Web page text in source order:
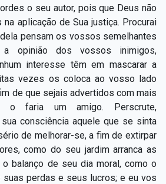
o seu autor, pois que Deus não
aplicação de Sua justiça. Procurai
pensam os vossos semelhantes
opinião dos vossos inimigos,
interesse têm em mascarar a
vezes os coloca ao vosso lado
de que sejais advertidos com mais
o faria um amigo. Perscrute,
consciência aquele que se sinta
de melhorar-se, a fim de extirpar
como do seu jardim arranca as
o balanço de seu dia moral, como o
perdas e seus lucros; e eu vos